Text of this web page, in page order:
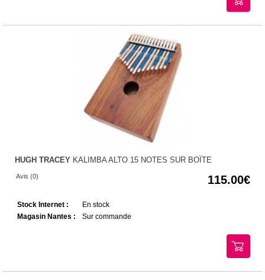
HUGH TRACEY KALIMBA ALTO 15 NOTES SUR BOÎTE
Avis (0) 115.00
Stock Internet :
En stock
Magasin Nantes :
Sur commande